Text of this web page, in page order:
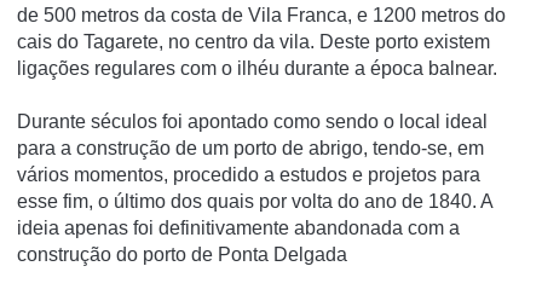
de 500 metros da costa de Vila Franca, e 1200 metros do
cais do Tagarete, no centro da vila. Deste porto existem
ligações regulares com o ilhéu durante a época balnear.
Durante séculos foi apontado como sendo o local ideal
para a construção de um porto de abrigo, tendo-se, em
vários momentos, procedido a estudos e projetos para
esse fim, o último dos quais por volta do ano de 1840. A
ideia apenas foi definitivamente abandonada com a
construção do porto de Ponta Delgada